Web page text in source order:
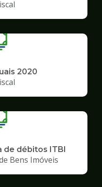
2020
de débitos ITBI
Bens Imóveis